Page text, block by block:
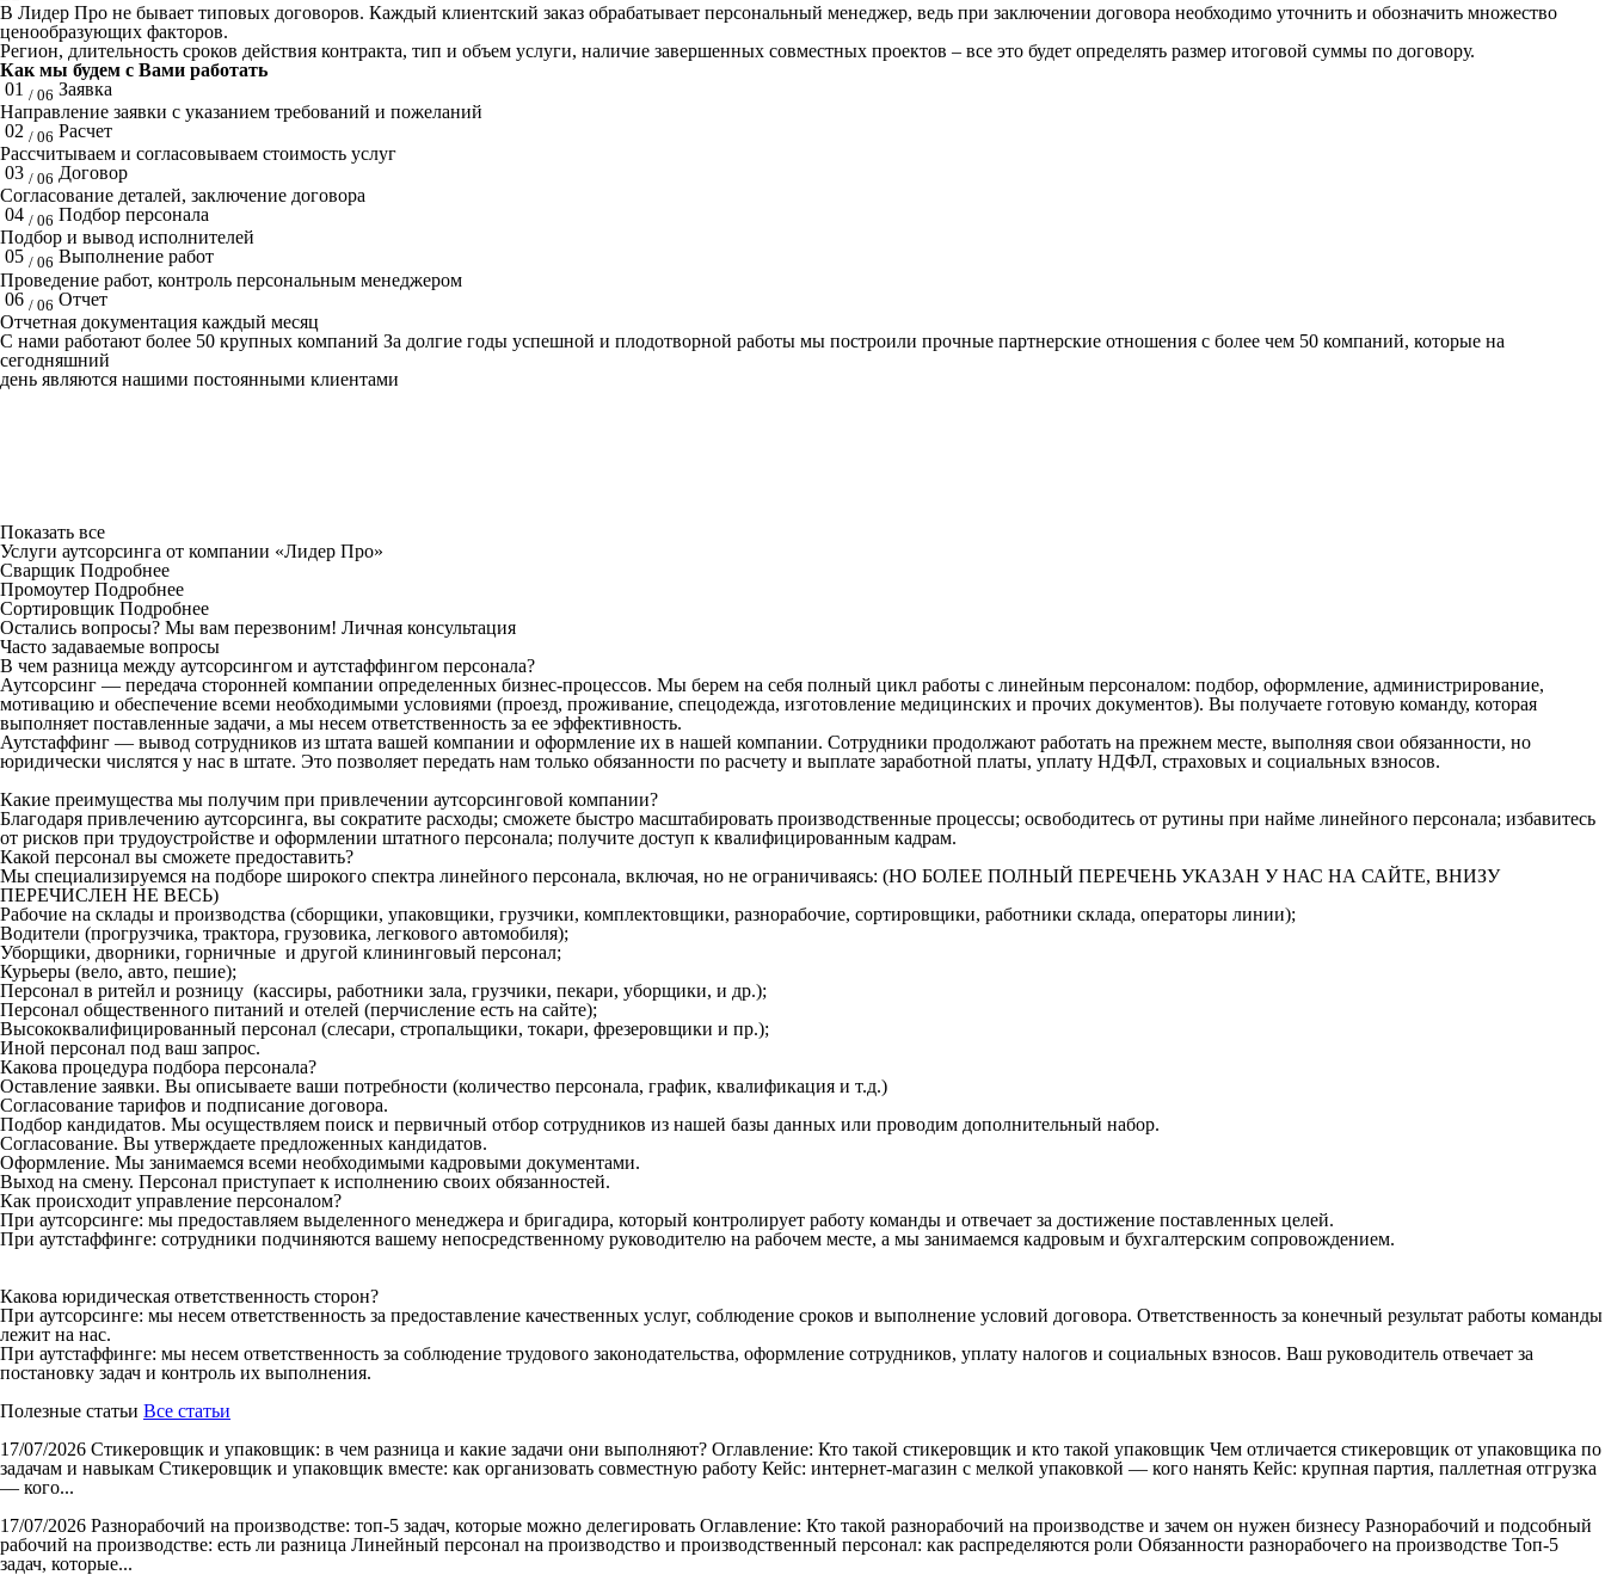
В Лидер Про не бывает типовых договоров. Каждый клиентский заказ обрабатывает персональный менеджер, ведь при заключении договора необходимо уточнить и обозначить множество
ценообразующих факторов.
Регион, длительность сроков действия контракта, тип и объем услуги, наличие завершенных совместных проектов – все это будет определять размер итоговой суммы по договору.
Как мы будем с Вами работать
01 / 06 Заявка
Направление заявки с указанием требований и пожеланий
02 / 06 Расчет
Рассчитываем и согласовываем стоимость услуг
03 / 06 Договор
Согласование деталей, заключение договора
04 / 06 Подбор персонала
Подбор и вывод исполнителей
05 / 06 Выполнение работ
Проведение работ, контроль персональным менеджером
06 / 06 Отчет
Отчетная документация каждый месяц
C нами работают более 50 крупных компаний За долгие годы успешной и плодотворной работы мы построили прочные партнерские отношения с более чем 50 компаний, которые на
сегодняшний
день являются нашими постоянными клиентами
Показать все
Услуги аутсорсинга от компании «Лидер Про»
Сварщик Подробнее
Промоутер Подробнее
Сортировщик Подробнее
Остались вопросы? Мы вам перезвоним! Личная консультация
Часто задаваемые вопросы
В чем разница между аутсорсингом и аутстаффингом персонала?
Аутсорсинг — передача сторонней компании определенных бизнес-процессов. Мы берем на себя полный цикл работы с линейным персоналом: подбор, оформление, администрирование,
мотивацию и обеспечение всеми необходимыми условиями (проезд, проживание, спецодежда, изготовление медицинских и прочих документов). Вы получаете готовую команду, которая
выполняет поставленные задачи, а мы несем ответственность за ее эффективность.
Аутстаффинг — вывод сотрудников из штата вашей компании и оформление их в нашей компании. Сотрудники продолжают работать на прежнем месте, выполняя свои обязанности, но
юридически числятся у нас в штате. Это позволяет передать нам только обязанности по расчету и выплате заработной платы, уплату НДФЛ, страховых и социальных взносов.
Какие преимущества мы получим при привлечении аутсорсинговой компании?
Благодаря привлечению аутсорсинга, вы сократите расходы; сможете быстро масштабировать производственные процессы; освободитесь от рутины при найме линейного персонала; избавитесь
от рисков при трудоустройстве и оформлении штатного персонала; получите доступ к квалифицированным кадрам.
Какой персонал вы сможете предоставить?
Мы специализируемся на подборе широкого спектра линейного персонала, включая, но не ограничиваясь: (НО БОЛЕЕ ПОЛНЫЙ ПЕРЕЧЕНЬ УКАЗАН У НАС НА САЙТЕ, ВНИЗУ
ПЕРЕЧИСЛЕН НЕ ВЕСЬ)
Рабочие на склады и производства (сборщики, упаковщики, грузчики, комплектовщики, разнорабочие, сортировщики, работники склада, операторы линии);
Водители (прогрузчика, трактора, грузовика, легкового автомобиля);
Уборщики, дворники, горничные и другой клининговый персонал;
Курьеры (вело, авто, пешие);
Персонал в ритейл и розницу (кассиры, работники зала, грузчики, пекари, уборщики, и др.);
Персонал общественного питаний и отелей (перчисление есть на сайте);
Высококвалифицированный персонал (слесари, стропальщики, токари, фрезеровщики и пр.);
Иной персонал под ваш запрос.
Какова процедура подбора персонала?
Оставление заявки. Вы описываете ваши потребности (количество персонала, график, квалификация и т.д.)
Согласование тарифов и подписание договора.
Подбор кандидатов. Мы осуществляем поиск и первичный отбор сотрудников из нашей базы данных или проводим дополнительный набор.
Согласование. Вы утверждаете предложенных кандидатов.
Оформление. Мы занимаемся всеми необходимыми кадровыми документами.
Выход на смену. Персонал приступает к исполнению своих обязанностей.
Как происходит управление персоналом?
При аутсорсинге: мы предоставляем выделенного менеджера и бригадира, который контролирует работу команды и отвечает за достижение поставленных целей.
При аутстаффинге: сотрудники подчиняются вашему непосредственному руководителю на рабочем месте, а мы занимаемся кадровым и бухгалтерским сопровождением.
Какова юридическая ответственность сторон?
При аутсорсинге: мы несем ответственность за предоставление качественных услуг, соблюдение сроков и выполнение условий договора. Ответственность за конечный результат работы команды
лежит на нас.
При аутстаффинге: мы несем ответственность за соблюдение трудового законодательства, оформление сотрудников, уплату налогов и социальных взносов. Ваш руководитель отвечает за
постановку задач и контроль их выполнения.
Полезные статьи Все статьи
17/07/2026 Стикеровщик и упаковщик: в чем разница и какие задачи они выполняют? Оглавление: Кто такой стикеровщик и кто такой упаковщик Чем отличается стикеровщик от упаковщика по
задачам и навыкам Стикеровщик и упаковщик вместе: как организовать совместную работу Кейс: интернет-магазин с мелкой упаковкой — кого нанять Кейс: крупная партия, паллетная отгрузка
— кого...
17/07/2026 Разнорабочий на производстве: топ-5 задач, которые можно делегировать Оглавление: Кто такой разнорабочий на производстве и зачем он нужен бизнесу Разнорабочий и подсобный
рабочий на производстве: есть ли разница Линейный персонал на производство и производственный персонал: как распределяются роли Обязанности разнорабочего на производстве Топ-5
задач, которые...